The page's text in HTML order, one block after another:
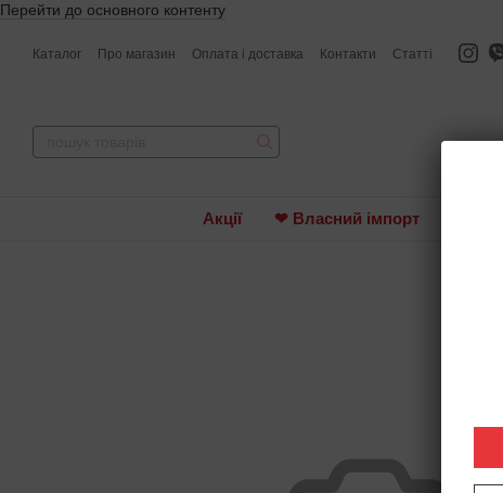
Перейти до основного контенту
Каталог Про магазин Оплата і доставка Контакти Статті
Акції ❤ Власний імпорт